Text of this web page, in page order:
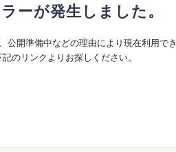
ーが発生しました。
公開準備中などの理由により現在利用でき
のリンクよりお探しください。